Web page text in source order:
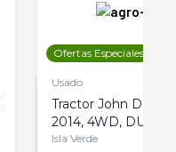
Ofertas Especiales
Usado
Tractor John Deere
2014, 4WD, DUAL
Isla Verde